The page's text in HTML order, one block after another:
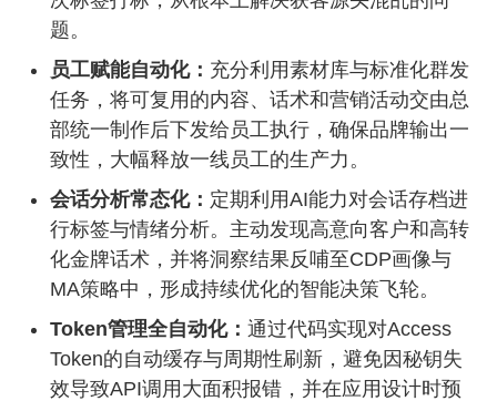
题。
员工赋能自动化： 充分利用素材库与标准化群发
任务，将可复用的内容、话术和营销活动交由总
部统一制作后下发给员工执行，确保品牌输出一
致性，大幅释放一线员工的生产力。
会话分析常态化： 定期利用AI能力对会话存档进
行标签与情绪分析。主动发现高意向客户和高转
化金牌话术，并将洞察结果反哺至CDP画像与
MA策略中，形成持续优化的智能决策飞轮。
Token管理全自动化： 通过代码实现对Access
Token的自动缓存与周期性刷新，避免因秘钥失
效导致API调用大面积报错，并在应用设计时预